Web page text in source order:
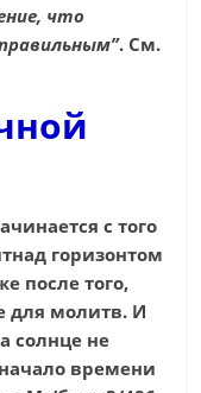
что
. См.
с того
горизонтом
после того,
для молитв. И
солнце не
начало времени